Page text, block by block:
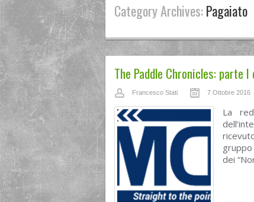
Category Archives:Pagaiato
The Paddle Chronicles: parte I
Francesco Stati 7 Ottobre 2016
La
dei